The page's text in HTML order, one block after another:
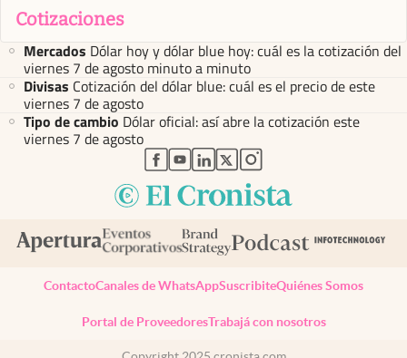
Cotizaciones
Mercados Dólar hoy y dólar blue hoy: cuál es la cotización del
viernes 7 de agosto minuto a minuto
Divisas Cotización del dólar blue: cuál es el precio de este
viernes 7 de agosto
Tipo de cambio Dólar oficial: así abre la cotización este
viernes 7 de agosto
abre en nueva pestaña
abre en nueva pestaña
abre en nueva pestaña
abre en nueva pestaña
abre en nueva pestaña
ContactoCanales de WhatsAppSuscribiteQuiénes Somos
Portal de ProveedoresTrabajá con nosotros